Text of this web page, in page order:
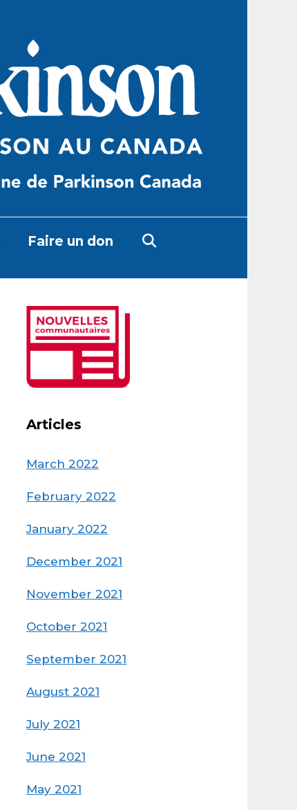
Faire un don
Articles
March 2022
February 2022
January 2022
December 2021
November 2021
October 2021
September 2021
August 2021
July 2021
June 2021
May 2021